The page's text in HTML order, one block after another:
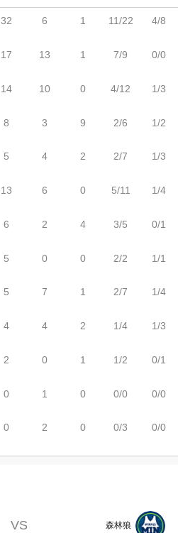
32
17
14
8
5
13
6
5
5
4
2
0
0
6
13
10
3
4
6
2
0
7
4
0
1
2
1
1
0
9
2
0
4
0
1
2
1
0
0
11/22
7/9
4/12
2/6
2/7
5/11
3/5
2/2
2/7
1/4
1/2
0/0
0/3
4/8
0/0
1/3
1/2
1/3
1/4
0/1
1/1
1/4
1/3
0/1
0/0
0/0
VS 森林狼